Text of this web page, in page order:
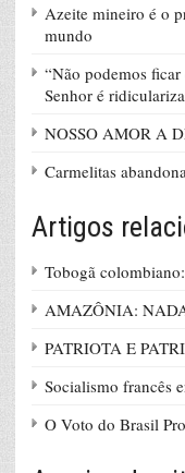
Azeite mineiro é o
mundo
“Não podemos
Senhor é
NOSSO AMOR A
Carmelitas
Artigos
Tobogã
AMAZÔNIA:
PATRIOTA E
Socialismo francês
O Voto do Brasil